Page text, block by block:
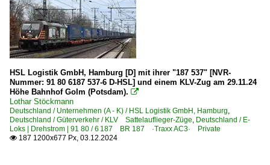
HSL Logistik GmbH, Hamburg [D] mit ihrer "187 537" [NVR-
Nummer: 91 80 6187 537-6 D-HSL] und einem KLV-Zug am 29.11.24
Höhe Bahnhof Golm (Potsdam). 
Lothar Stöckmann
Deutschland / Unternehmen (A - K) / HSL Logistik GmbH, Hamburg
Deutschland / Güterverkehr / KLV Sattelauflieger-Züge Deutschland / E-
Loks | Drehstrom | 91 80 / 6 187 BR 187 ·Traxx AC3· Private
 187 1200x677 Px, 03.12.2024